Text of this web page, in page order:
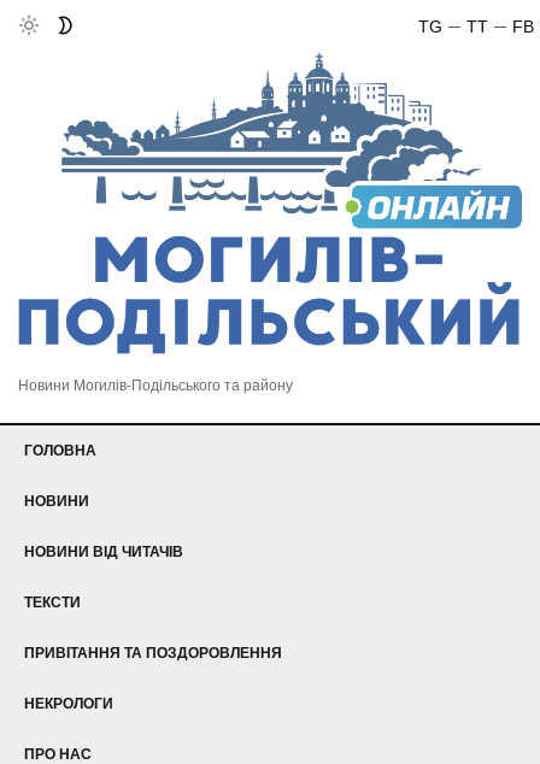
FB
TT
TG
Новини Могилів-Подільського та району
ГОЛОВНА
НОВИНИ
НОВИНИ ВІД ЧИТАЧІВ
ТЕКСТИ
ПРИВІТАННЯ ТА ПОЗДОРОВЛЕННЯ
НЕКРОЛОГИ
ПРО НАС